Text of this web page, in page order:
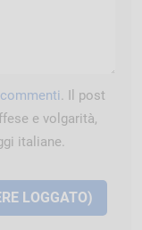
. Il post
e volgarità,
italiane.